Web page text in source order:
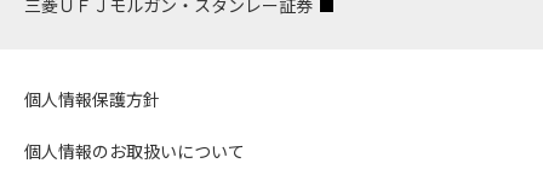
三菱ＵＦＪモルガン・スタンレー証券
個人情報保護方針
個人情報のお取扱いについて